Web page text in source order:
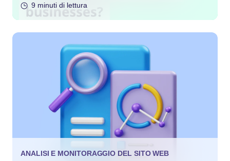
9 minuti di lettura
ANALISI E MONITORAGGIO DEL SITO WEB